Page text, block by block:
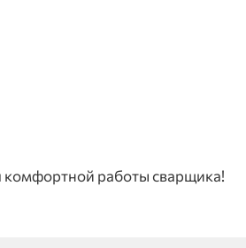
работы сварщика!